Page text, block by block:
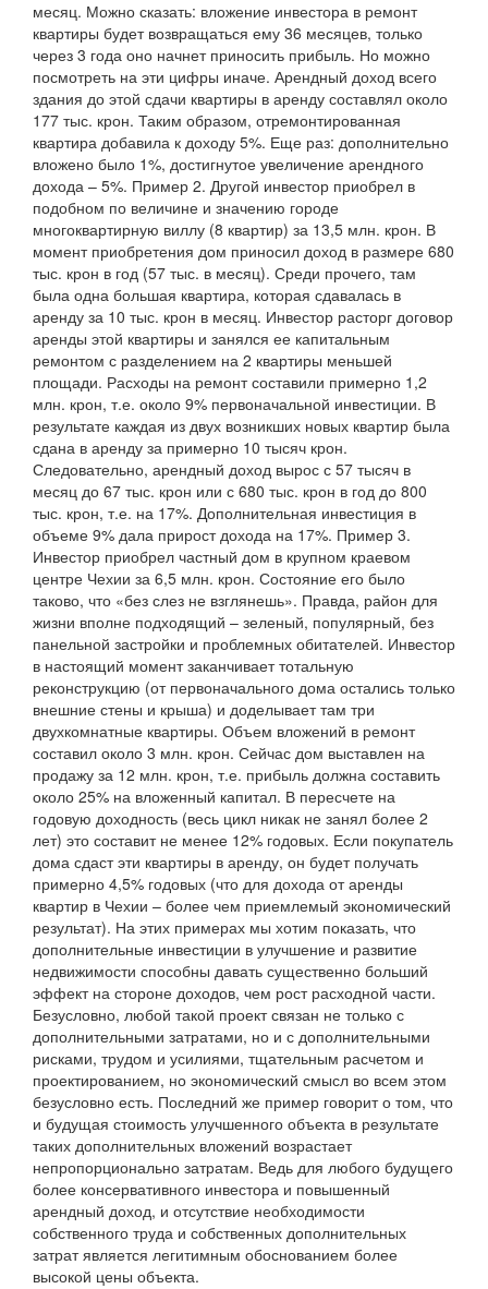
месяц. Можно сказать: вложение инвестора в ремонт
квартиры будет возвращаться ему 36 месяцев, только
через 3 года оно начнет приносить прибыль. Но можно
посмотреть на эти цифры иначе. Арендный доход всего
здания до этой сдачи квартиры в аренду составлял около
177 тыс. крон. Таким образом, отремонтированная
квартира добавила к доходу 5%. Еще раз: дополнительно
вложено было 1%, достигнутое увеличение арендного
дохода – 5%. Пример 2. Другой инвестор приобрел в
подобном по величине и значению городе
многоквартирную виллу (8 квартир) за 13,5 млн. крон. В
момент приобретения дом приносил доход в размере 680
тыс. крон в год (57 тыс. в месяц). Среди прочего, там
была одна большая квартира, которая сдавалась в
аренду за 10 тыс. крон в месяц. Инвестор расторг договор
аренды этой квартиры и занялся ее капитальным
ремонтом с разделением на 2 квартиры меньшей
площади. Расходы на ремонт составили примерно 1,2
млн. крон, т.е. около 9% первоначальной инвестиции. В
результате каждая из двух возникших новых квартир была
сдана в аренду за примерно 10 тысяч крон.
Следовательно, арендный доход вырос с 57 тысяч в
месяц до 67 тыс. крон или с 680 тыс. крон в год до 800
тыс. крон, т.е. на 17%. Дополнительная инвестиция в
объеме 9% дала прирост дохода на 17%. Пример 3.
Инвестор приобрел частный дом в крупном краевом
центре Чехии за 6,5 млн. крон. Состояние его было
таково, что «без слез не взглянешь». Правда, район для
жизни вполне подходящий – зеленый, популярный, без
панельной застройки и проблемных обитателей. Инвестор
в настоящий момент заканчивает тотальную
реконструкцию (от первоначального дома остались только
внешние стены и крыша) и доделывает там три
двухкомнатные квартиры. Объем вложений в ремонт
составил около 3 млн. крон. Сейчас дом выставлен на
продажу за 12 млн. крон, т.е. прибыль должна составить
около 25% на вложенный капитал. В пересчете на
годовую доходность (весь цикл никак не занял более 2
лет) это составит не менее 12% годовых. Если покупатель
дома сдаст эти квартиры в аренду, он будет получать
примерно 4,5% годовых (что для дохода от аренды
квартир в Чехии – более чем приемлемый экономический
результат). На этих примерах мы хотим показать, что
дополнительные инвестиции в улучшение и развитие
недвижимости способны давать существенно больший
эффект на стороне доходов, чем рост расходной части.
Безусловно, любой такой проект связан не только с
дополнительными затратами, но и с дополнительными
рисками, трудом и усилиями, тщательным расчетом и
проектированием, но экономический смысл во всем этом
безусловно есть. Последний же пример говорит о том, что
и будущая стоимость улучшенного объекта в результате
таких дополнительных вложений возрастает
непропорционально затратам. Ведь для любого будущего
более консервативного инвестора и повышенный
арендный доход, и отсутствие необходимости
собственного труда и собственных дополнительных
затрат является легитимным обоснованием более
высокой цены объекта.